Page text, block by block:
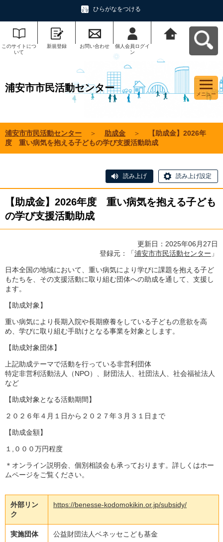
ひらがなをつける
このサイトにつ
いて
新規登録 お問い合わせ
個人会員ログイ
ン
浦安市市民活動センター
メニュー
浦安市市民活動センター ＞ 助成金 ＞
【助成金】2026年
度 重い病気を抱える子どもの学び支援活動助成
読み上げ 読み上げ設定
【助成金】2026年度 重い病気を抱える子ども
の学び支援活動助成
更新日：2025年06月27日
登録元：「浦安市市民活動センター 」
日本全国の地域において、重い病気により学びに課題を抱える子ど
もたちを、その支援活動に取り組む団体への助成を通して、支援し
ます。
【助成対象】
重い病気により長期入院や長期療養をしている子どもの意欲を高
め、学びに取り組む手助けとなる事業を対象とします。
【助成対象団体】
上記助成テーマで活動を行っている非営利団体
特定非営利活動法人（NPO）、財団法人、社団法人、社会福祉法人
など
【助成対象となる活動期間】
２０２６年４月１日から２０２７年３月３１日まで
【助成金額】
１,０００万円程度
＊オンライン説明会、個別相談会も承っております。詳しくはホー
ムページをご覧ください。
外部リン
ク
https://benesse-kodomokikin.or.jp/subsidy/
実施団体 公益財団法人ベネッセこども基金